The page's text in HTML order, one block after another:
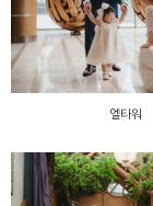
엘타워